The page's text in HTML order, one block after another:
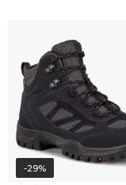
-29%